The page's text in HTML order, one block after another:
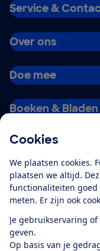
Cookies
We plaatsen cookies.
plaatsen we altijd.
functionaliteiten goed
meten. Er zijn ook
Je gebruikservaring
geven.
Op basis van je
Service &
Over ons
Doe mee
Boeken & Bladen
app